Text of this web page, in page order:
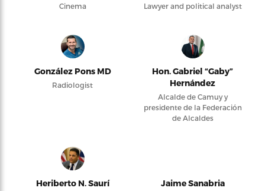
Cinema Lawyer and political analyst
González Pons MD
Radiologist
Hon. Gabriel “Gaby”
Hernández
Alcalde de Camuy y
presidente de la Federación
de Alcaldes
Heriberto N. Saurí Jaime Sanabria